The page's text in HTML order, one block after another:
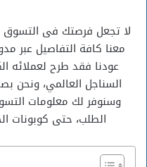
معنا كافة التفاصيل عبر
عودنا فقد طرح لعملائه
السناجل العالمي، ونحن
وسنوفر لك معلومات
الطلب، حتى كوبونات